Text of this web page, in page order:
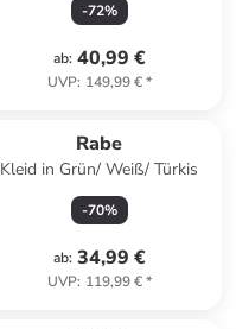
-72%
ab: 40,99 €
UVP: 149,99 €*
Rabe
Kleid in Grün/ Weiß/ Türkis
-70%
ab: 34,99 €
UVP: 119,99 €*